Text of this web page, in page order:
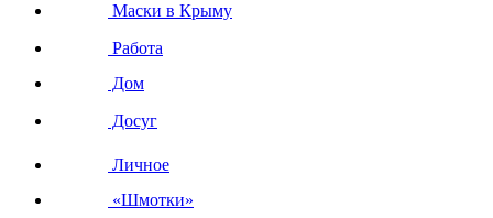
Маски в Крыму
Работа
Дом
Досуг
Личное
«Шмотки»